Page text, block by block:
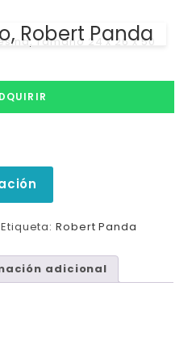
Robert Panda
Tamaño 24 x 26 x 50
Etiqueta:Robert Panda
adicional